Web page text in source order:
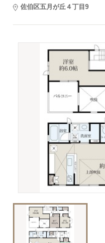
佐伯区五月が丘４丁目9